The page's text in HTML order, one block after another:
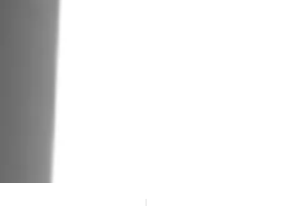
Kliko sticker huisje